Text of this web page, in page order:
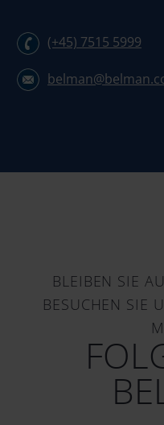
(+45) 7515 5999
BLEIBEN SIE
BESUCHEN SIE